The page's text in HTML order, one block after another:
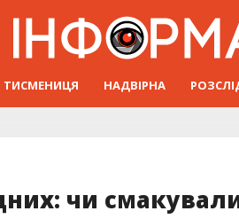
ТИСМЕНИЦЯ НАДВІРНА
чи